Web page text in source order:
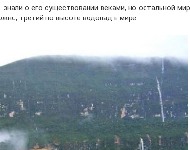
о его существовании веками, но остальной мир
третий по высоте водопад в мире.